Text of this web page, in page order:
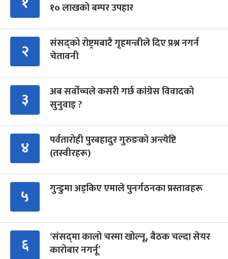
१० लाखको बम्पर उपहार
२
संसद्को रोष्ट्रमबाटै गृहमन्त्रीले दिए प्रश्न नगर्न
चेतावनी
३
अब सर्वोच्चले कसरी गर्छ कांग्रेस विवादको
सुनुवाइ ?
४
पर्वतारोही पुरबहादुर गुरुङको अन्त्येष्टि
(तस्वीरहरू)
५ गुन्डुमा अड्किए एमाले पुनर्गठनका प्रस्तावहरू
६
‘संसद्‍मा कालो चस्मा खोल्नू, बैठक चल्दा सेयर
कारोबार नगर्नू’